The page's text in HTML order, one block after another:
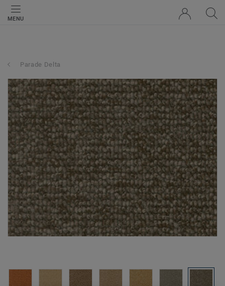
MENU
Parade Delta